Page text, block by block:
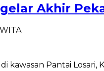
Akhir
kawasan Pantai